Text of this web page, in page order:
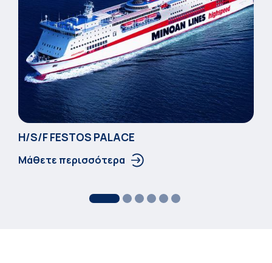
Η/S/F FESTOS PALACΕ
Μάθετε περισσότερα